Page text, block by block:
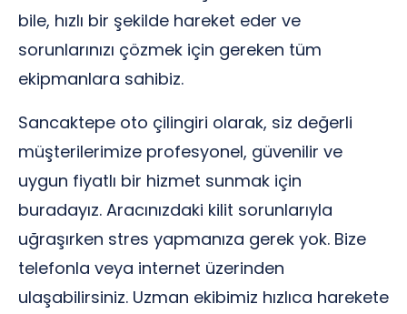
bile, hızlı bir şekilde hareket eder ve
sorunlarınızı çözmek için gereken tüm
ekipmanlara sahibiz.
Sancaktepe oto çilingiri olarak, siz değerli
müşterilerimize profesyonel, güvenilir ve
uygun fiyatlı bir hizmet sunmak için
buradayız. Aracınızdaki kilit sorunlarıyla
uğraşırken stres yapmanıza gerek yok. Bize
telefonla veya internet üzerinden
ulaşabilirsiniz. Uzman ekibimiz hızlıca harekete